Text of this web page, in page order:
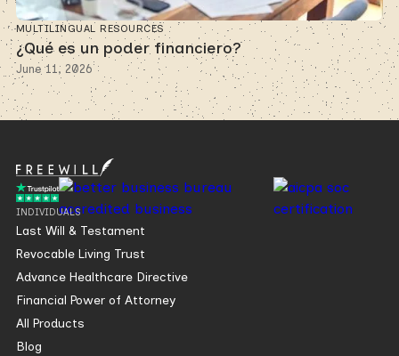
MULTILINGUAL RESOURCES
¿Qué es un poder financiero?
June 11, 2026
INDIVIDUALS
Last Will & Testament
Revocable Living Trust
Advance Healthcare Directive
Financial Power of Attorney
All Products
Blog